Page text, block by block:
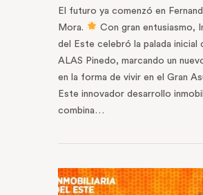
El futuro ya comenzó en
Mora.
Con gran entusiasmo,
del Este celebró la palada inicial
ALAS Pinedo, marcando un
en la forma de vivir en el Gran
Este innovador desarrollo
combina…